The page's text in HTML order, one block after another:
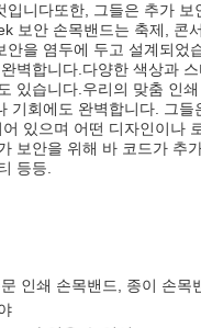
니다또한, 그들은 추가
보안 손목밴드는 축제, 콘
을 염두에 두고 설계되
벽합니다.다양한 색상과
있습니다.우리의 맞춤 인
기회에도 완벽합니다. 그
있으며 어떤 디자인이나
보안을 위해 바 코드가
등등.
인쇄 손목밴드, 종이 손목